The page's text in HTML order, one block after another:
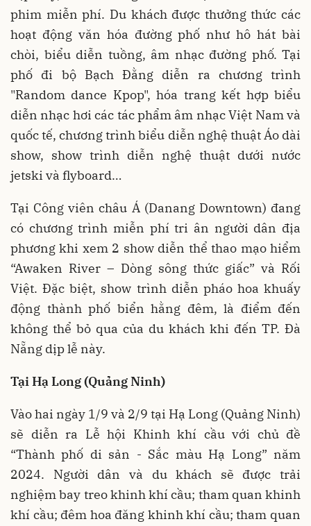
phim miễn phí. Du khách được thưởng thức các
hoạt động văn hóa đường phố như hô hát bài
chòi, biểu diễn tuồng, âm nhạc đường phố. Tại
phố đi bộ Bạch Đằng diễn ra chương trình
"Random dance Kpop", hóa trang kết hợp biểu
diễn nhạc hơi các tác phẩm âm nhạc Việt Nam và
quốc tế, chương trình biểu diễn nghệ thuật Áo dài
show, show trình diễn nghệ thuật dưới nước
jetski và flyboard…
Tại Công viên châu Á (Danang Downtown) đang
có chương trình miễn phí tri ân người dân địa
phương khi xem 2 show diễn thể thao mạo hiểm
“Awaken River – Dòng sông thức giấc” và Rối
Việt. Đặc biệt, show trình diễn pháo hoa khuấy
động thành phố biển hằng đêm, là điểm đến
không thể bỏ qua của du khách khi đến TP. Đà
Nẵng dịp lễ này.
Tại Hạ Long (Quảng Ninh)
Vào hai ngày 1/9 và 2/9 tại Hạ Long (Quảng Ninh)
sẽ diễn ra Lễ hội Khinh khí cầu với chủ đề
“Thành phố di sản - Sắc màu Hạ Long” năm
2024. Người dân và du khách sẽ được trải
nghiệm bay treo khinh khí cầu; tham quan khinh
khí cầu; đêm hoa đăng khinh khí cầu; tham quan